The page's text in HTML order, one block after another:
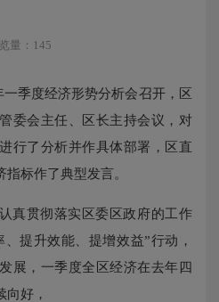
量：145
一季度经济形势分析会召开，区
委会主任、区长主持会议，对
行了分析并作具体部署，区直
标作了典型发言。
真贯彻落实区委区政府的工作
提升效能、提增效益”行动，
展，一季度全区经济在去年四
好，